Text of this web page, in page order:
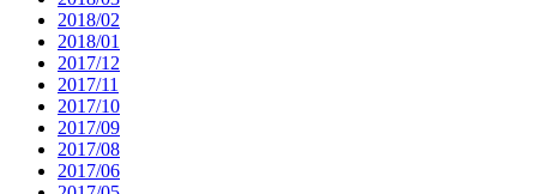
2018/02
2018/01
2017/12
2017/11
2017/10
2017/09
2017/08
2017/06